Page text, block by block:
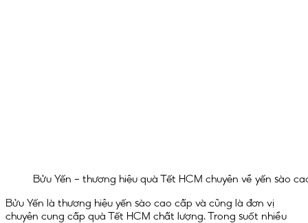
Bửu Yến – thương hiệu quà Tết HCM chuyên về yến sào
Bửu Yến là thương hiệu yến sào cao cấp và cũng là đơn vị
chuyên cung cấp quà Tết HCM chất lượng. Trong suốt nhiều